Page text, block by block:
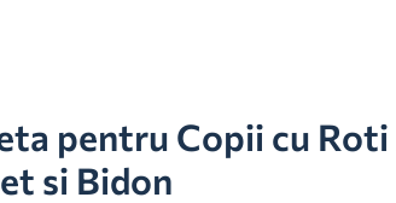
pentru Copii cu
si Bidon